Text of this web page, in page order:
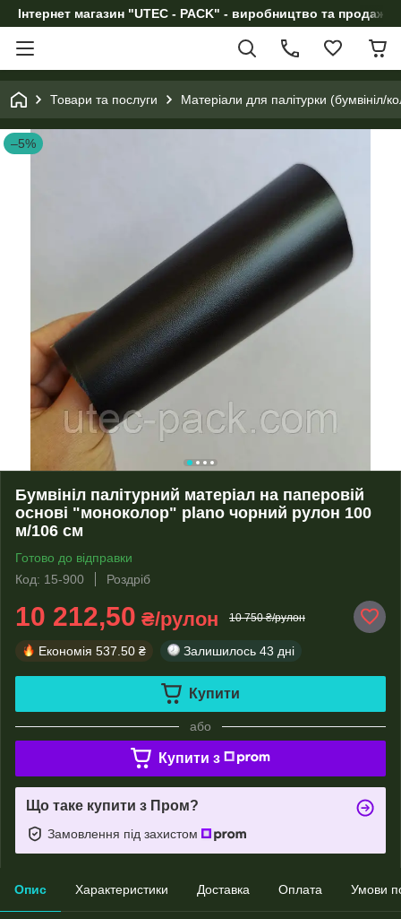
Інтернет магазин "UTEC - PACK" - виробництво та продаж
Товари та послуги Матеріали для палітурки (бумвініл/
–5%
Бумвініл палітурний матеріал на паперовій
основі "моноколор" plano чорний рулон 100
м/106 см
Готово до відправки
Код: 15-900
Роздріб
10 212,50 ₴/рулон 10 750 ₴/рулон
Економія 537.50 ₴ Залишилось 43 дні
Купити
або
Купити з
Що таке купити з Пром?
Замовлення під захистом
Опис Характеристики Доставка Оплата Умови